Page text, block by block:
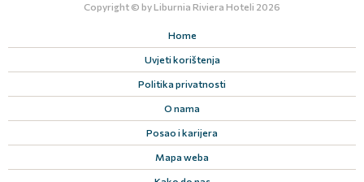
Copyright © by Liburnia Riviera Hoteli 2026
Home
Uvjeti korištenja
Politika privatnosti
O nama
Posao i karijera
Mapa weba